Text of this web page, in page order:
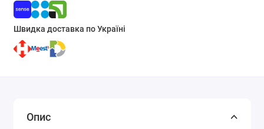
Швидка доставка по Україні
Опис